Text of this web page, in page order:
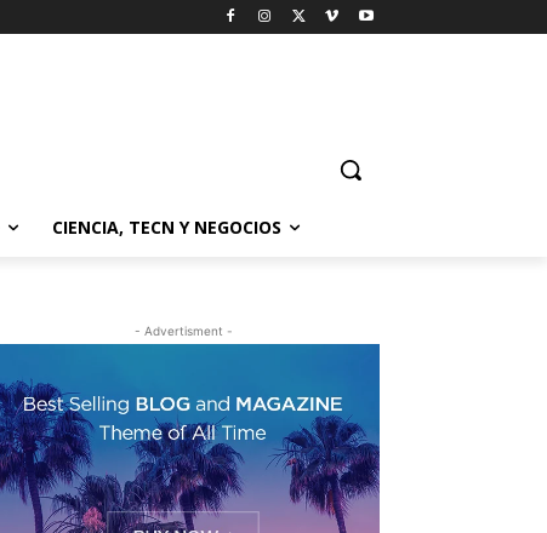
CIENCIA, TECN Y NEGOCIOS
- Advertisment -